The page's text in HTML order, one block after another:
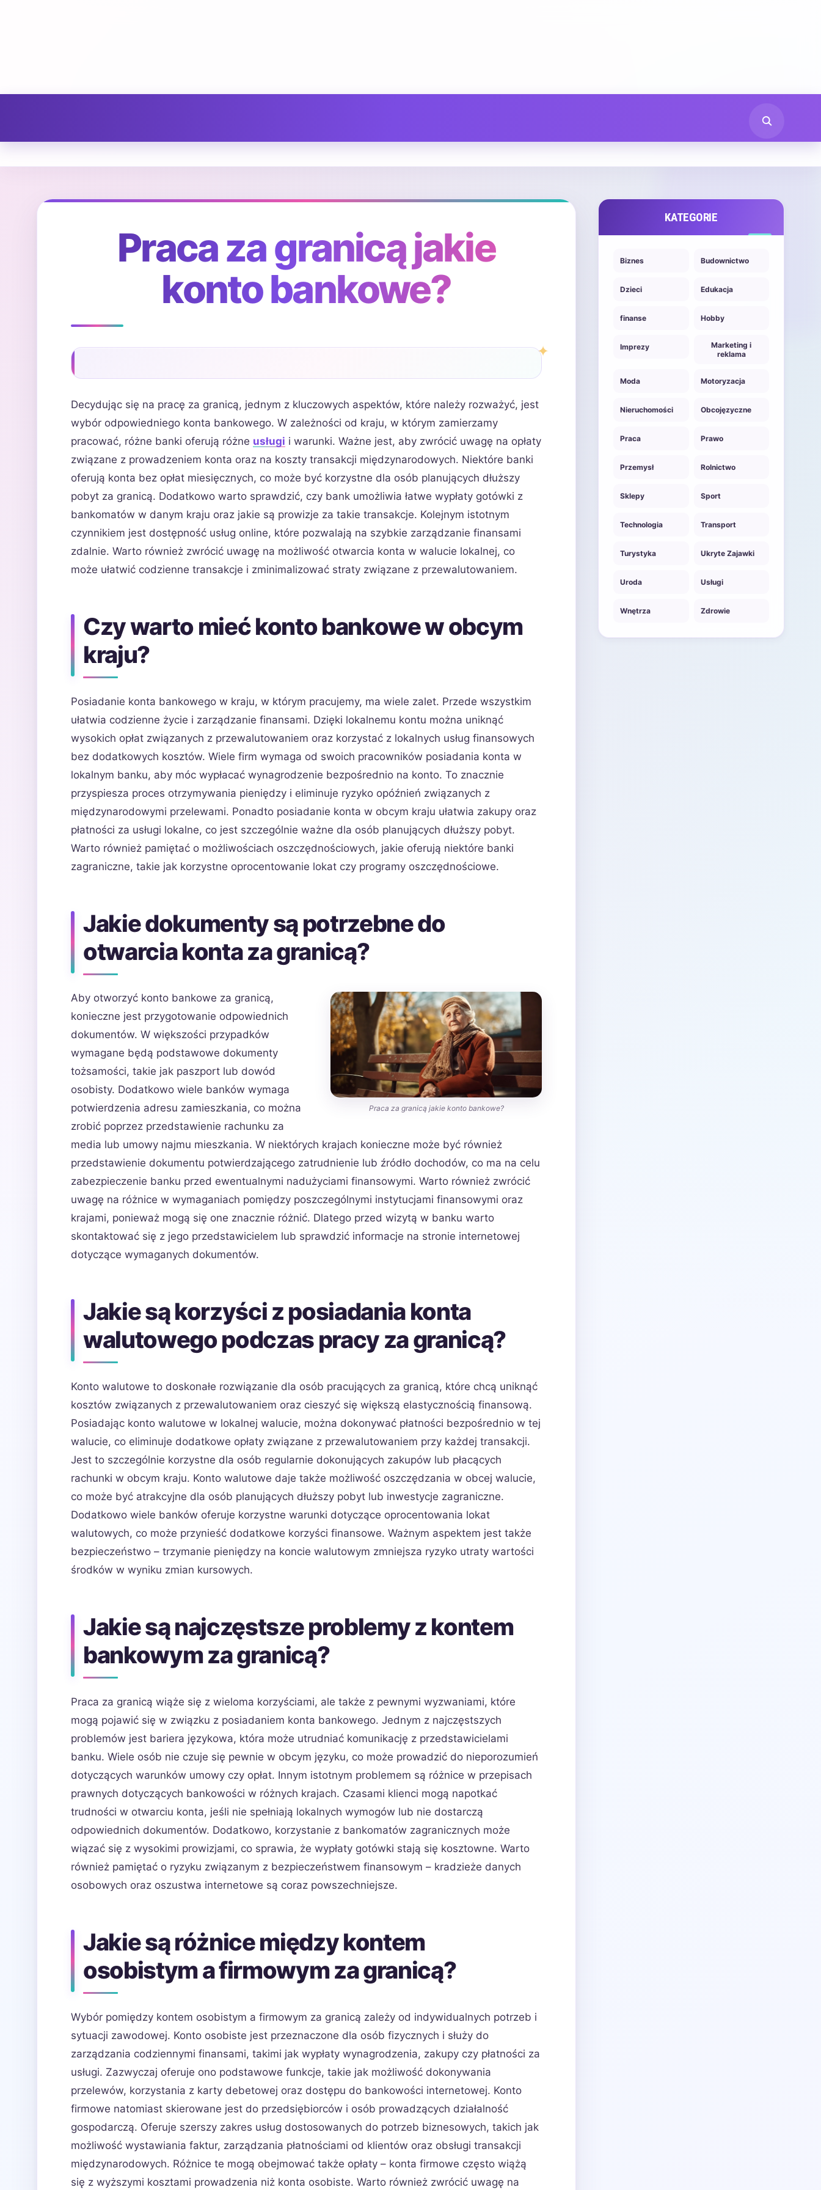
Praca za granicą jakie
konto bankowe?
Decydując się na pracę za granicą, jednym z kluczowych aspektów, które należy rozważyć, jest
wybór odpowiedniego konta bankowego. W zależności od kraju, w którym zamierzamy
pracować, różne banki oferują różne usługi i warunki. Ważne jest, aby zwrócić uwagę na opłaty
związane z prowadzeniem konta oraz na koszty transakcji międzynarodowych. Niektóre banki
oferują konta bez opłat miesięcznych, co może być korzystne dla osób planujących dłuższy
pobyt za granicą. Dodatkowo warto sprawdzić, czy bank umożliwia łatwe wypłaty gotówki z
bankomatów w danym kraju oraz jakie są prowizje za takie transakcje. Kolejnym istotnym
czynnikiem jest dostępność usług online, które pozwalają na szybkie zarządzanie finansami
zdalnie. Warto również zwrócić uwagę na możliwość otwarcia konta w walucie lokalnej, co
może ułatwić codzienne transakcje i zminimalizować straty związane z przewalutowaniem.
Czy warto mieć konto bankowe w obcym
kraju?
Posiadanie konta bankowego w kraju, w którym pracujemy, ma wiele zalet. Przede wszystkim
ułatwia codzienne życie i zarządzanie finansami. Dzięki lokalnemu kontu można uniknąć
wysokich opłat związanych z przewalutowaniem oraz korzystać z lokalnych usług finansowych
bez dodatkowych kosztów. Wiele firm wymaga od swoich pracowników posiadania konta w
lokalnym banku, aby móc wypłacać wynagrodzenie bezpośrednio na konto. To znacznie
przyspiesza proces otrzymywania pieniędzy i eliminuje ryzyko opóźnień związanych z
międzynarodowymi przelewami. Ponadto posiadanie konta w obcym kraju ułatwia zakupy oraz
płatności za usługi lokalne, co jest szczególnie ważne dla osób planujących dłuższy pobyt.
Warto również pamiętać o możliwościach oszczędnościowych, jakie oferują niektóre banki
zagraniczne, takie jak korzystne oprocentowanie lokat czy programy oszczędnościowe.
Jakie dokumenty są potrzebne do
otwarcia konta za granicą?
Praca za granicą jakie konto bankowe?
Aby otworzyć konto bankowe za granicą,
konieczne jest przygotowanie odpowiednich
dokumentów. W większości przypadków
wymagane będą podstawowe dokumenty
tożsamości, takie jak paszport lub dowód
osobisty. Dodatkowo wiele banków wymaga
potwierdzenia adresu zamieszkania, co można
zrobić poprzez przedstawienie rachunku za
media lub umowy najmu mieszkania. W niektórych krajach konieczne może być również
przedstawienie dokumentu potwierdzającego zatrudnienie lub źródło dochodów, co ma na celu
zabezpieczenie banku przed ewentualnymi nadużyciami finansowymi. Warto również zwrócić
uwagę na różnice w wymaganiach pomiędzy poszczególnymi instytucjami finansowymi oraz
krajami, ponieważ mogą się one znacznie różnić. Dlatego przed wizytą w banku warto
skontaktować się z jego przedstawicielem lub sprawdzić informacje na stronie internetowej
dotyczące wymaganych dokumentów.
Jakie są korzyści z posiadania konta
walutowego podczas pracy za granicą?
Konto walutowe to doskonałe rozwiązanie dla osób pracujących za granicą, które chcą uniknąć
kosztów związanych z przewalutowaniem oraz cieszyć się większą elastycznością finansową.
Posiadając konto walutowe w lokalnej walucie, można dokonywać płatności bezpośrednio w tej
walucie, co eliminuje dodatkowe opłaty związane z przewalutowaniem przy każdej transakcji.
Jest to szczególnie korzystne dla osób regularnie dokonujących zakupów lub płacących
rachunki w obcym kraju. Konto walutowe daje także możliwość oszczędzania w obcej walucie,
co może być atrakcyjne dla osób planujących dłuższy pobyt lub inwestycje zagraniczne.
Dodatkowo wiele banków oferuje korzystne warunki dotyczące oprocentowania lokat
walutowych, co może przynieść dodatkowe korzyści finansowe. Ważnym aspektem jest także
bezpieczeństwo – trzymanie pieniędzy na koncie walutowym zmniejsza ryzyko utraty wartości
środków w wyniku zmian kursowych.
Jakie są najczęstsze problemy z kontem
bankowym za granicą?
Praca za granicą wiąże się z wieloma korzyściami, ale także z pewnymi wyzwaniami, które
mogą pojawić się w związku z posiadaniem konta bankowego. Jednym z najczęstszych
problemów jest bariera językowa, która może utrudniać komunikację z przedstawicielami
banku. Wiele osób nie czuje się pewnie w obcym języku, co może prowadzić do nieporozumień
dotyczących warunków umowy czy opłat. Innym istotnym problemem są różnice w przepisach
prawnych dotyczących bankowości w różnych krajach. Czasami klienci mogą napotkać
trudności w otwarciu konta, jeśli nie spełniają lokalnych wymogów lub nie dostarczą
odpowiednich dokumentów. Dodatkowo, korzystanie z bankomatów zagranicznych może
wiązać się z wysokimi prowizjami, co sprawia, że wypłaty gotówki stają się kosztowne. Warto
również pamiętać o ryzyku związanym z bezpieczeństwem finansowym – kradzieże danych
osobowych oraz oszustwa internetowe są coraz powszechniejsze.
Jakie są różnice między kontem
osobistym a firmowym za granicą?
Wybór pomiędzy kontem osobistym a firmowym za granicą zależy od indywidualnych potrzeb i
sytuacji zawodowej. Konto osobiste jest przeznaczone dla osób fizycznych i służy do
zarządzania codziennymi finansami, takimi jak wypłaty wynagrodzenia, zakupy czy płatności za
usługi. Zazwyczaj oferuje ono podstawowe funkcje, takie jak możliwość dokonywania
przelewów, korzystania z karty debetowej oraz dostępu do bankowości internetowej. Konto
firmowe natomiast skierowane jest do przedsiębiorców i osób prowadzących działalność
gospodarczą. Oferuje szerszy zakres usług dostosowanych do potrzeb biznesowych, takich jak
możliwość wystawiania faktur, zarządzania płatnościami od klientów oraz obsługi transakcji
międzynarodowych. Różnice te mogą obejmować także opłaty – konta firmowe często wiążą
się z wyższymi kosztami prowadzenia niż konta osobiste. Warto również zwrócić uwagę na
KATEGORIE
Biznes Budownictwo
Dzieci Edukacja
finanse Hobby
Imprezy
Marketing i
reklama
Moda Motoryzacja
Nieruchomości Obcojęzyczne
Praca Prawo
Przemysł Rolnictwo
Sklepy Sport
Technologia Transport
Turystyka Ukryte Zajawki
Uroda Usługi
Wnętrza Zdrowie